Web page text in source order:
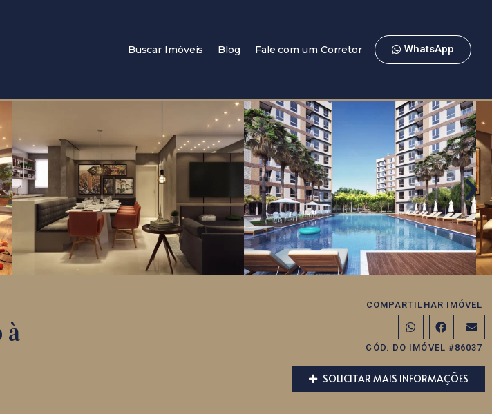
Buscar Imóveis Blog Fale com um Corretor WhatsApp
à
COMPARTILHAR IMÓVEL
CÓD. DO IMÓVEL #86037
SOLICITAR MAIS INFORMAÇÕES